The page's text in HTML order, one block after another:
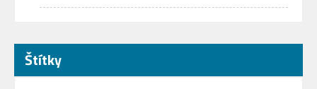
Štítky